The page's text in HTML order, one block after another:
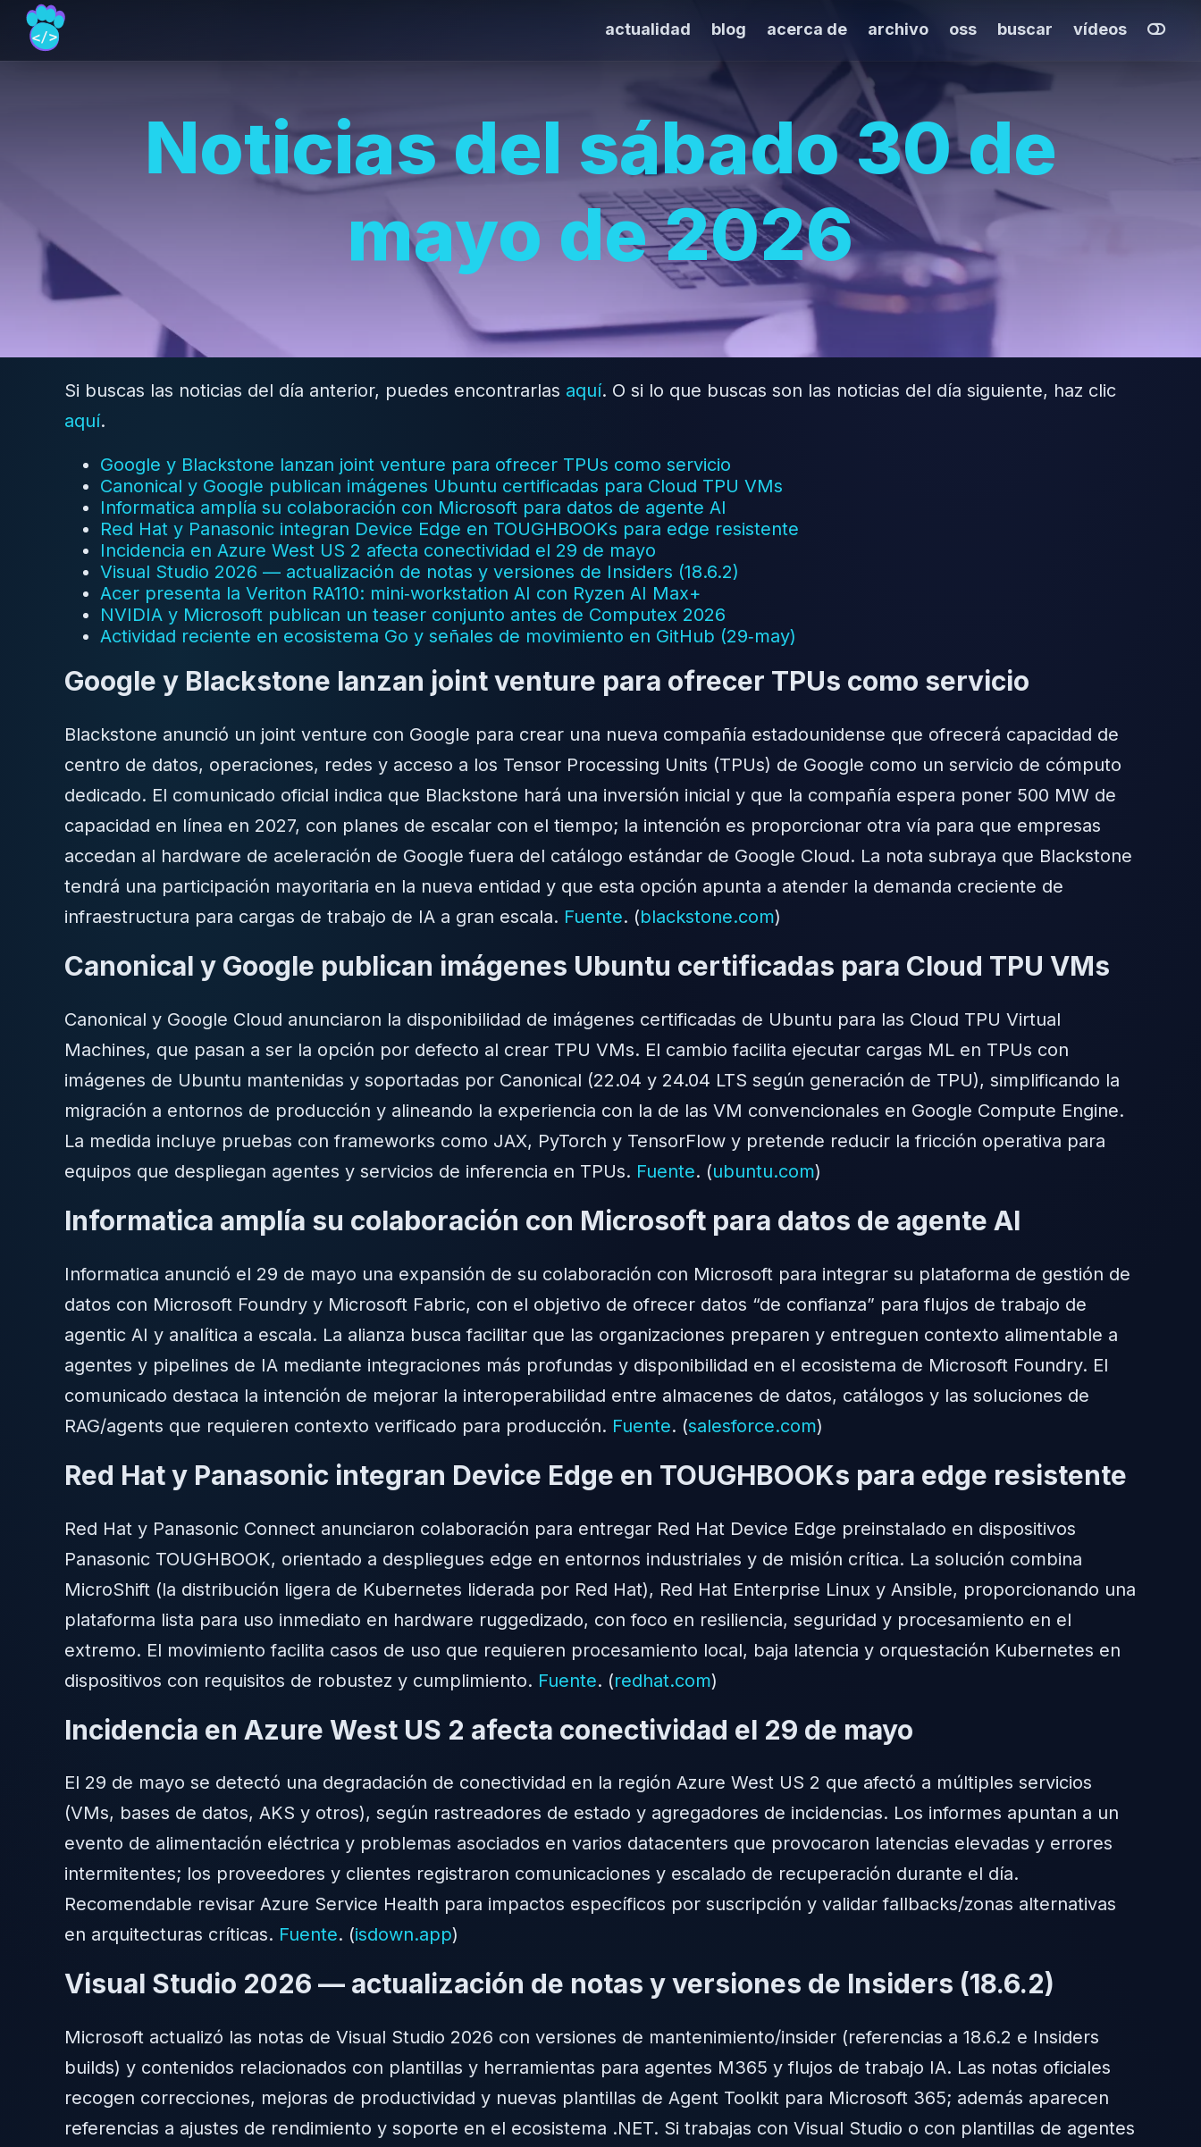
actualidad blog acerca de archivo oss buscar vídeos
Noticias del sábado 30 de
mayo de 2026
Si buscas las noticias del día anterior, puedes encontrarlas aquí. O si lo que buscas son las noticias del día siguiente, haz clic
aquí.
Google y Blackstone lanzan joint venture para ofrecer TPUs como servicio
Canonical y Google publican imágenes Ubuntu certificadas para Cloud TPU VMs
Informatica amplía su colaboración con Microsoft para datos de agente AI
Red Hat y Panasonic integran Device Edge en TOUGHBOOKs para edge resistente
Incidencia en Azure West US 2 afecta conectividad el 29 de mayo
Visual Studio 2026 — actualización de notas y versiones de Insiders (18.6.2)
Acer presenta la Veriton RA110: mini‑workstation AI con Ryzen AI Max+
NVIDIA y Microsoft publican un teaser conjunto antes de Computex 2026
Actividad reciente en ecosistema Go y señales de movimiento en GitHub (29‑may)
Google y Blackstone lanzan joint venture para ofrecer TPUs como servicio
Blackstone anunció un joint venture con Google para crear una nueva compañía estadounidense que ofrecerá capacidad de
centro de datos, operaciones, redes y acceso a los Tensor Processing Units (TPUs) de Google como un servicio de cómputo
dedicado. El comunicado oficial indica que Blackstone hará una inversión inicial y que la compañía espera poner 500 MW de
capacidad en línea en 2027, con planes de escalar con el tiempo; la intención es proporcionar otra vía para que empresas
accedan al hardware de aceleración de Google fuera del catálogo estándar de Google Cloud. La nota subraya que Blackstone
tendrá una participación mayoritaria en la nueva entidad y que esta opción apunta a atender la demanda creciente de
infraestructura para cargas de trabajo de IA a gran escala. Fuente. (blackstone.com)
Canonical y Google publican imágenes Ubuntu certificadas para Cloud TPU VMs
Canonical y Google Cloud anunciaron la disponibilidad de imágenes certificadas de Ubuntu para las Cloud TPU Virtual
Machines, que pasan a ser la opción por defecto al crear TPU VMs. El cambio facilita ejecutar cargas ML en TPUs con
imágenes de Ubuntu mantenidas y soportadas por Canonical (22.04 y 24.04 LTS según generación de TPU), simplificando la
migración a entornos de producción y alineando la experiencia con la de las VM convencionales en Google Compute Engine.
La medida incluye pruebas con frameworks como JAX, PyTorch y TensorFlow y pretende reducir la fricción operativa para
equipos que despliegan agentes y servicios de inferencia en TPUs. Fuente. (ubuntu.com)
Informatica amplía su colaboración con Microsoft para datos de agente AI
Informatica anunció el 29 de mayo una expansión de su colaboración con Microsoft para integrar su plataforma de gestión de
datos con Microsoft Foundry y Microsoft Fabric, con el objetivo de ofrecer datos “de confianza” para flujos de trabajo de
agentic AI y analítica a escala. La alianza busca facilitar que las organizaciones preparen y entreguen contexto alimentable a
agentes y pipelines de IA mediante integraciones más profundas y disponibilidad en el ecosistema de Microsoft Foundry. El
comunicado destaca la intención de mejorar la interoperabilidad entre almacenes de datos, catálogos y las soluciones de
RAG/agents que requieren contexto verificado para producción. Fuente. (salesforce.com)
Red Hat y Panasonic integran Device Edge en TOUGHBOOKs para edge resistente
Red Hat y Panasonic Connect anunciaron colaboración para entregar Red Hat Device Edge preinstalado en dispositivos
Panasonic TOUGHBOOK, orientado a despliegues edge en entornos industriales y de misión crítica. La solución combina
MicroShift (la distribución ligera de Kubernetes liderada por Red Hat), Red Hat Enterprise Linux y Ansible, proporcionando una
plataforma lista para uso inmediato en hardware ruggedizado, con foco en resiliencia, seguridad y procesamiento en el
extremo. El movimiento facilita casos de uso que requieren procesamiento local, baja latencia y orquestación Kubernetes en
dispositivos con requisitos de robustez y cumplimiento. Fuente. (redhat.com)
Incidencia en Azure West US 2 afecta conectividad el 29 de mayo
El 29 de mayo se detectó una degradación de conectividad en la región Azure West US 2 que afectó a múltiples servicios
(VMs, bases de datos, AKS y otros), según rastreadores de estado y agregadores de incidencias. Los informes apuntan a un
evento de alimentación eléctrica y problemas asociados en varios datacenters que provocaron latencias elevadas y errores
intermitentes; los proveedores y clientes registraron comunicaciones y escalado de recuperación durante el día.
Recomendable revisar Azure Service Health para impactos específicos por suscripción y validar fallbacks/zonas alternativas
en arquitecturas críticas. Fuente. (isdown.app)
Visual Studio 2026 — actualización de notas y versiones de Insiders (18.6.2)
Microsoft actualizó las notas de Visual Studio 2026 con versiones de mantenimiento/insider (referencias a 18.6.2 e Insiders
builds) y contenidos relacionados con plantillas y herramientas para agentes M365 y flujos de trabajo IA. Las notas oficiales
recogen correcciones, mejoras de productividad y nuevas plantillas de Agent Toolkit para Microsoft 365; además aparecen
referencias a ajustes de rendimiento y soporte en el ecosistema .NET. Si trabajas con Visual Studio o con plantillas de agentes